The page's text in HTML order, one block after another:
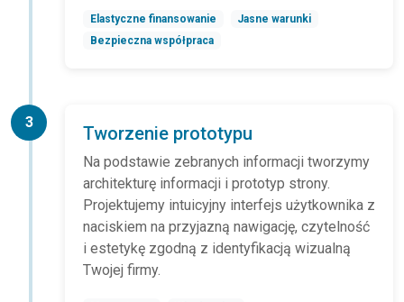
Elastyczne finansowanie
Jasne warunki
Bezpieczna współpraca
3
Tworzenie prototypu
Na podstawie zebranych informacji tworzymy
architekturę informacji i prototyp strony.
Projektujemy intuicyjny interfejs użytkownika z
naciskiem na przyjazną nawigację, czytelność
i estetykę zgodną z identyfikacją wizualną
Twojej firmy.